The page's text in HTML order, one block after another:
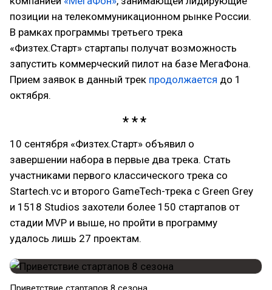
позиции на телекоммуникационном рынке России.
В рамках программы третьего трека
«Физтех.Старт» стартапы получат возможность
запустить коммерческий пилот на базе МегаФона.
Прием заявок в данный трек продолжается до 1
октября.
10 сентября «Физтех.Старт» объявил о
завершении набора в первые два трека. Стать
участниками первого классического трека со
Startech.vc и второго GameTech-трека с Green Grey
и 1518 Studios захотели более 150 стартапов от
стадии MVP и выше, но пройти в программу
удалось лишь 27 проектам.